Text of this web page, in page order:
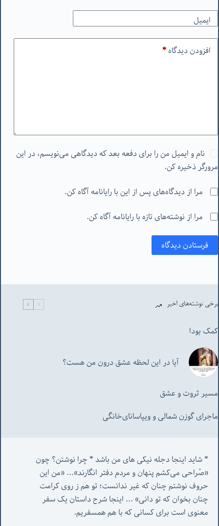
ایمیل
افزودن دیدگاه*
نام و ایمیل من را برای دفعه بعد که دیدگاهی می‌نویسم، در این
مرورگر ذخیره کن.
مرا از دیدگاه‌های پس از این با رایانامه آگاه کن.
مرا از نوشته‌های تازه با رایانامه آگاه کن.
فرستادن دیدگاه
برخی نوشته‌های اخیر
کمک بودا
آیا در این لحظه عشق درون من هست؟
مسیر ثروت و عشق
ماجرای گوزن شمالی و‌ ویپاسانای‌خانگی
«صُراحی می‌کشم پنهان‌ و مردم‌ دفتر انگارند»... «
چنان بخوان که تو دانی» ...
معنوی است برای کسانی که با هم همسفریم.